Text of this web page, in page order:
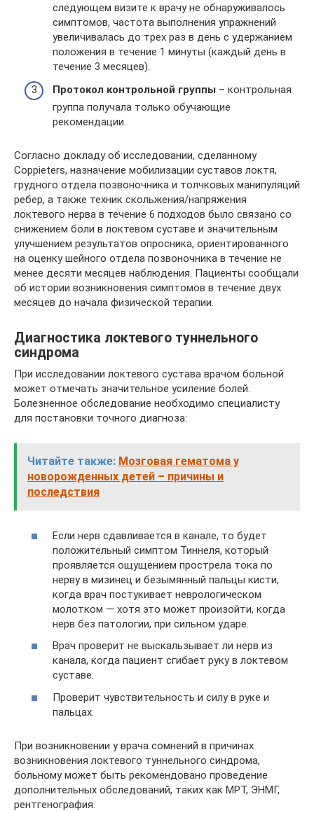
следующем визите к врачу не обнаруживалось
симптомов, частота выполнения упражнений
увеличивалась до трех раз в день с удержанием
положения в течение 1 минуты (каждый день в
течение 3 месяцев).
Протокол контрольной группы – контрольная
группа получала только обучающие
рекомендации.
Согласно докладу об исследовании, сделанному
Coppieters, назначение мобилизации суставов локтя,
грудного отдела позвоночника и толчковых манипуляций
ребер, а также техник скольжения/напряжения
локтевого нерва в течение 6 подходов было связано со
снижением боли в локтевом суставе и значительным
улучшением результатов опросника, ориентированного
на оценку шейного отдела позвоночника в течение не
менее десяти месяцев наблюдения. Пациенты сообщали
об истории возникновения симптомов в течение двух
месяцев до начала физической терапии.
Диагностика локтевого туннельного
синдрома
При исследовании локтевого сустава врачом больной
может отмечать значительное усиление болей.
Болезненное обследование необходимо специалисту
для постановки точного диагноза:
Читайте также: Мозговая гематома у
новорожденных детей – причины и
последствия
Если нерв сдавливается в канале, то будет
положительный симптом Тиннеля, который
проявляется ощущением прострела тока по
нерву в мизинец и безымянный пальцы кисти,
когда врач постукивает неврологическом
молотком — хотя это может произойти, когда
нерв без патологии, при сильном ударе.
Врач проверит не выскальзывает ли нерв из
канала, когда пациент сгибает руку в локтевом
суставе.
Проверит чувствительность и силу в руке и
пальцах.
При возникновении у врача сомнений в причинах
возникновения локтевого туннельного синдрома,
больному может быть рекомендовано проведение
дополнительных обследований, таких как МРТ, ЭНМГ,
рентгенография.